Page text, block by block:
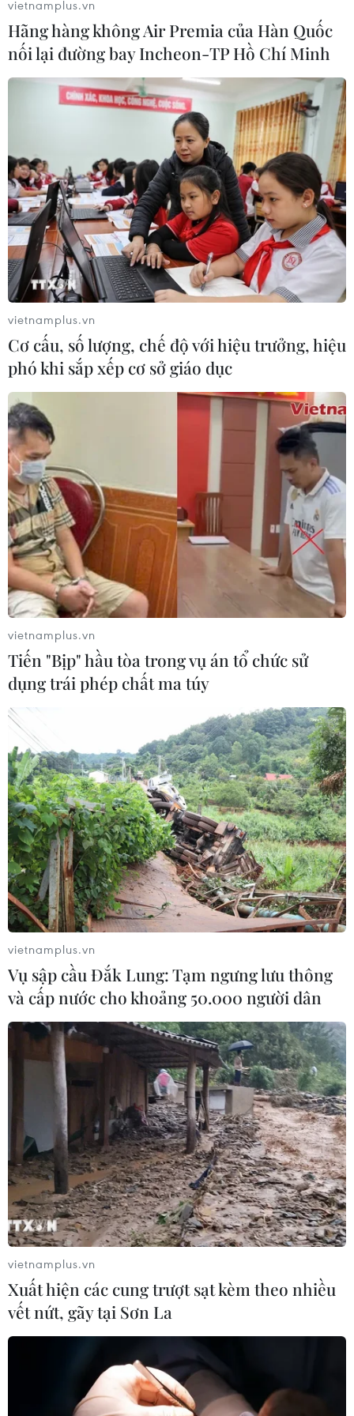
Hà Nội nỗ lực vì người nghèo, không để ai
bị bỏ lại phía sau
07/10/2020 11:00
Hà Nội đã hoàn thành chỉ tiêu giảm tỷ lệ hộ nghèo
trước thời hạn 2 năm, cơ bản không còn hộ nghèo gặp
khó khăn về nhà ở, không còn xã, thôn đặc biệt khó
khăn, đời sống nhân dân ngày càng cải thiện.
Chương trình Cả nước chung tay
vì người nghèo năm 2020
Tối 17/10/2020, tại Hà Nội, Thủ tướng Nguyễn Xuân
Phúc và Chủ tịch Quốc hội Nguyễn Thị Kim Ngân dự
Chương trình "Cả nước chung tay vì người nghèo" năm
2020.
Giảm nghèo ở Thành phố Hồ Chí Minh:
Đảm bảo toàn diện và bền vững
26/10/2020 13:00
Thành phố Hồ Chí Minh đã liên tục thực hiện hoàn
thành vượt mức chỉ tiêu giảm nghèo hằng năm, kéo
giảm đáng kể các thiếu hụt về dịch vụ xã hội cơ bản
của hộ nghèo, hộ cận nghèo.
vietnamplus.vn
Hãng hàng không Air Premia của Hàn Quốc
nối lại đường bay Incheon-TP Hồ Chí Minh
vietnamplus.vn
Cơ cấu, số lượng, chế độ với hiệu trưởng, hiệu
phó khi sắp xếp cơ sở giáo dục
vietnamplus.vn
Tiến "Bịp" hầu tòa trong vụ án tổ chức sử
dụng trái phép chất ma túy
vietnamplus.vn
Vụ sập cầu Đắk Lung: Tạm ngưng lưu thông
và cấp nước cho khoảng 50.000 người dân
vietnamplus.vn
Xuất hiện các cung trượt sạt kèm theo nhiều
vết nứt, gãy tại Sơn La